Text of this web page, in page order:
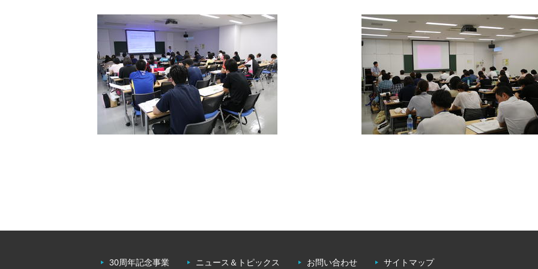
30周年記念事業 ニュース＆トピックス お問い合わせ サイトマップ